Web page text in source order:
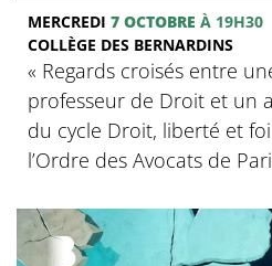
MERCREDI 7 OCTOBRE À 19H30
COLLÈGE DES BERNARDINS
‍« Regards croisés entre
professeur de Droit et un
du cycle Droit, liberté et
l’Ordre des Avocats de